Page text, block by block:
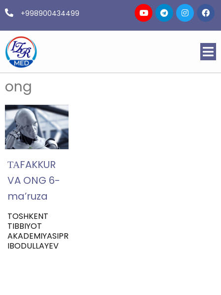
+998900434499
ong
ТАFAKKUR
VA ONG 6-
ma’ruza
TOSHKENT
TIBBIYOT
AKADEMIYASIPROFESSORZARIFBOY
IBODULLAYEV